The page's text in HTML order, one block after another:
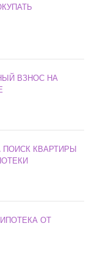
ВЗНОС НА
КВАРТИРЫ
ОТ